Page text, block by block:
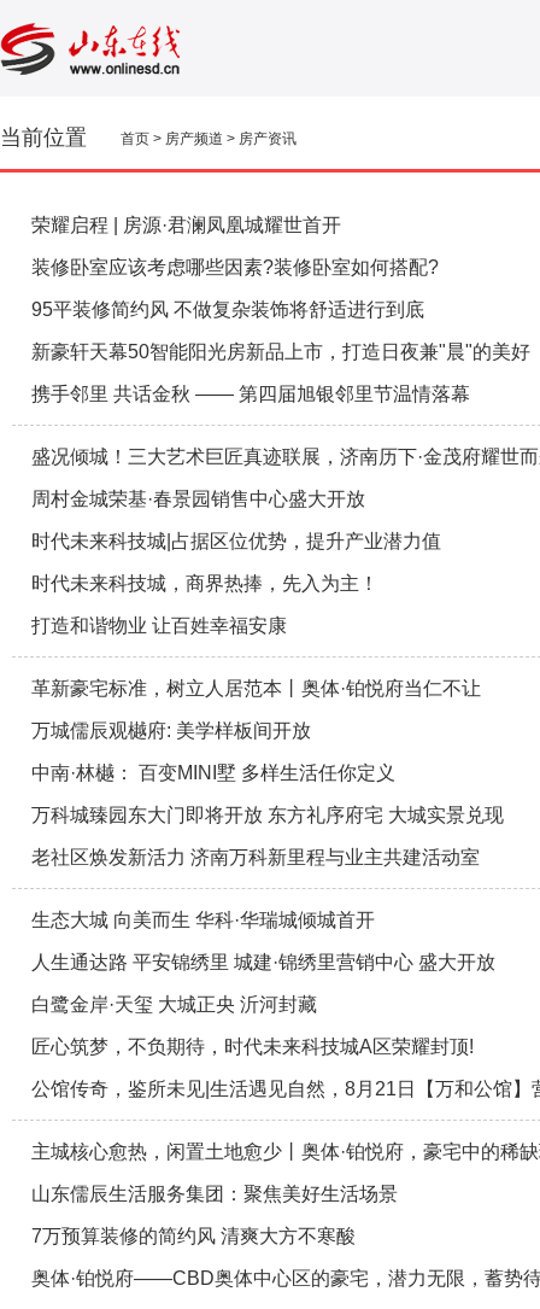
当前位置 首页 > 房产频道 > 房产资讯
荣耀启程 | 房源·君澜凤凰城耀世首开
装修卧室应该考虑哪些因素?装修卧室如何搭配?
95平装修简约风 不做复杂装饰将舒适进行到底
新豪轩天幕50智能阳光房新品上市，打造日夜兼"晨"的美好
携手邻里 共话金秋 —— 第四届旭银邻里节温情落幕
盛况倾城！三大艺术巨匠真迹联展，济南历下·金茂府耀世
周村金城荣基·春景园销售中心盛大开放
时代未来科技城|占据区位优势，提升产业潜力值
时代未来科技城，商界热捧，先入为主！
打造和谐物业 让百姓幸福安康
革新豪宅标准，树立人居范本丨奥体·铂悦府当仁不让
万城儒辰观樾府: 美学样板间开放
中南·林樾： 百变MINI墅 多样生活任你定义
万科城臻园东大门即将开放 东方礼序府宅 大城实景兑现
老社区焕发新活力 济南万科新里程与业主共建活动室
生态大城 向美而生 华科·华瑞城倾城首开
人生通达路 平安锦绣里 城建·锦绣里营销中心 盛大开放
白鹭金岸·天玺 大城正央 沂河封藏
匠心筑梦，不负期待，时代未来科技城A区荣耀封顶!
公馆传奇，鉴所未见|生活遇见自然，8月21日【万和公馆】
主城核心愈热，闲置土地愈少丨奥体·铂悦府，豪宅中的稀
山东儒辰生活服务集团：聚焦美好生活场景
7万预算装修的简约风 清爽大方不寒酸
奥体·铂悦府——CBD奥体中心区的豪宅，潜力无限，蓄势